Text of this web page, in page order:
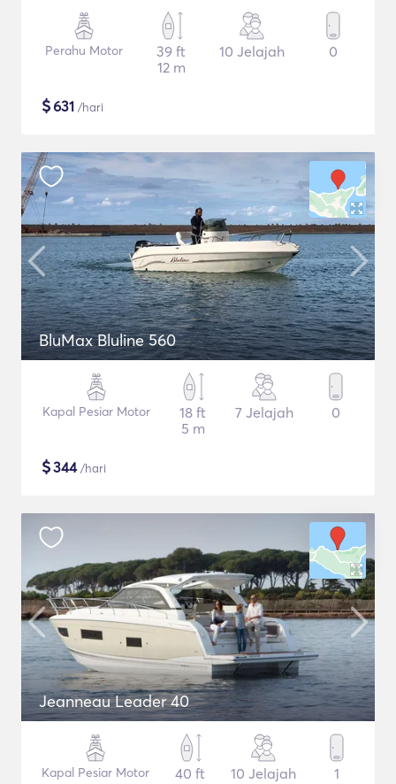
Perahu Motor
39 ft
12 m
10 Jelajah 0
$631 /hari
BluMax Bluline 560
Kapal Pesiar Motor
18 ft
5 m
7 Jelajah 0
$344/hari
Jeanneau Leader 40
Kapal Pesiar Motor
40 ft
10 Jelajah 1